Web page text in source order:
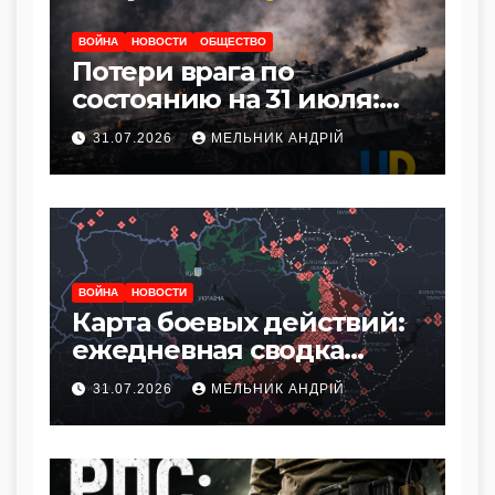
ВОЙНА НОВОСТИ ОБЩЕСТВО
Потери врага по
состоянию на 31 июля:
сводка Генштаба ВСУ
31.07.2026 МЕЛЬНИК АНДРІЙ
ВОЙНА НОВОСТИ
Карта боевых действий:
ежедневная сводка
фронта по состоянию на
31 июля
31.07.2026 МЕЛЬНИК АНДРІЙ